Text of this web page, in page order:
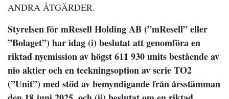
ANDRA ÅTGÄRDER.
Styrelsen för mResell Holding AB (”mResell” eller
”Bolaget”) har idag (i) beslutat att genomföra en
riktad nyemission av högst 611 930 units bestående av
nio aktier och en teckningsoption av serie TO2
(”Unit”) med stöd av bemyndigande från årsstämman